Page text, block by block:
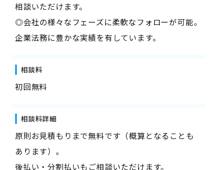
相談いただけます。
◎会社の様々なフェーズに柔軟なフォローが可能。
企業法務に豊かな実績を有しています。
相談料
初回無料
相談料詳細
原則お見積もりまで無料です（概算となることも
あります）。
後払い・分割払いもご相談いただけます。